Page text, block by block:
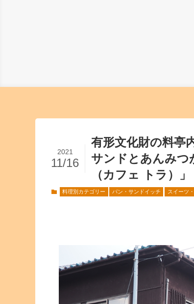
有形文化財の料亭
サンドとあんみ
（カフェ トラ）」
2021
11/16
料理別カテゴリー パン・サンドイッチ スイーツ